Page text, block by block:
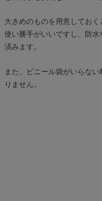
大きめのものを用意してお
使い勝手がいいですし、防
済みます。
また、ビニール袋がいらな
りません。